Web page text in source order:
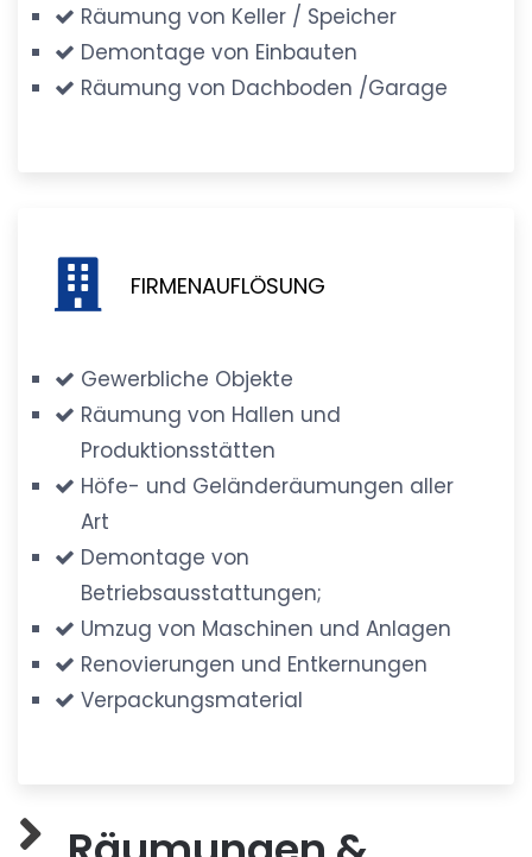
Räumung von Keller / Speicher
Demontage von Einbauten
Räumung von Dachboden /Garage
FIRMENAUFLÖSUNG
Gewerbliche Objekte
Räumung von Hallen und
Produktionsstätten
Höfe- und Geländeräumungen aller
Art
Demontage von
Betriebsausstattungen;
Umzug von Maschinen und Anlagen
Renovierungen und Entkernungen
Verpackungsmaterial